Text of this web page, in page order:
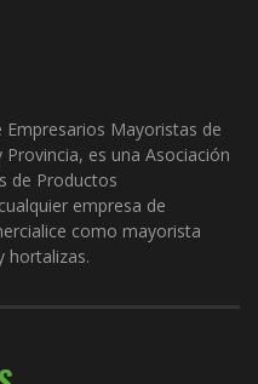
Empresarios Mayoristas de
es una Asociación
de Productos
empresa de
como mayorista
hortalizas.